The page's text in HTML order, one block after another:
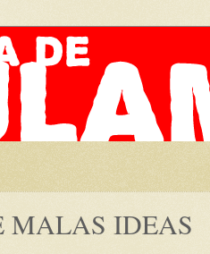
MALAS IDEAS